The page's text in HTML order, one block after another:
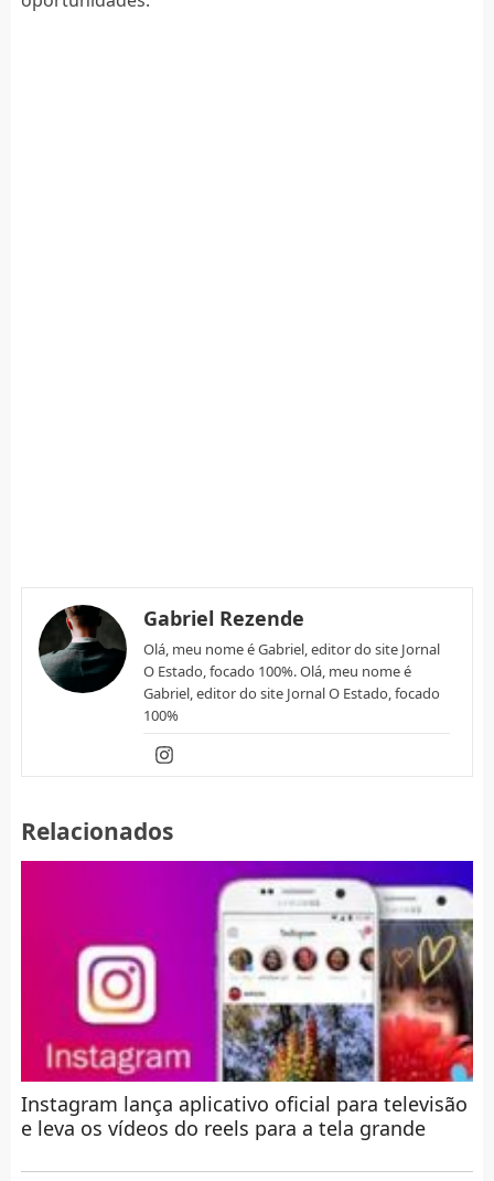
Gabriel Rezende
Olá, meu nome é Gabriel, editor do site Jornal
O Estado, focado 100%. Olá, meu nome é
Gabriel, editor do site Jornal O Estado, focado
100%
Relacionados
Instagram lança aplicativo oficial para televisão
e leva os vídeos do reels para a tela grande